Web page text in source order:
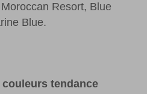
Resort, Blue
Blue.
tendance